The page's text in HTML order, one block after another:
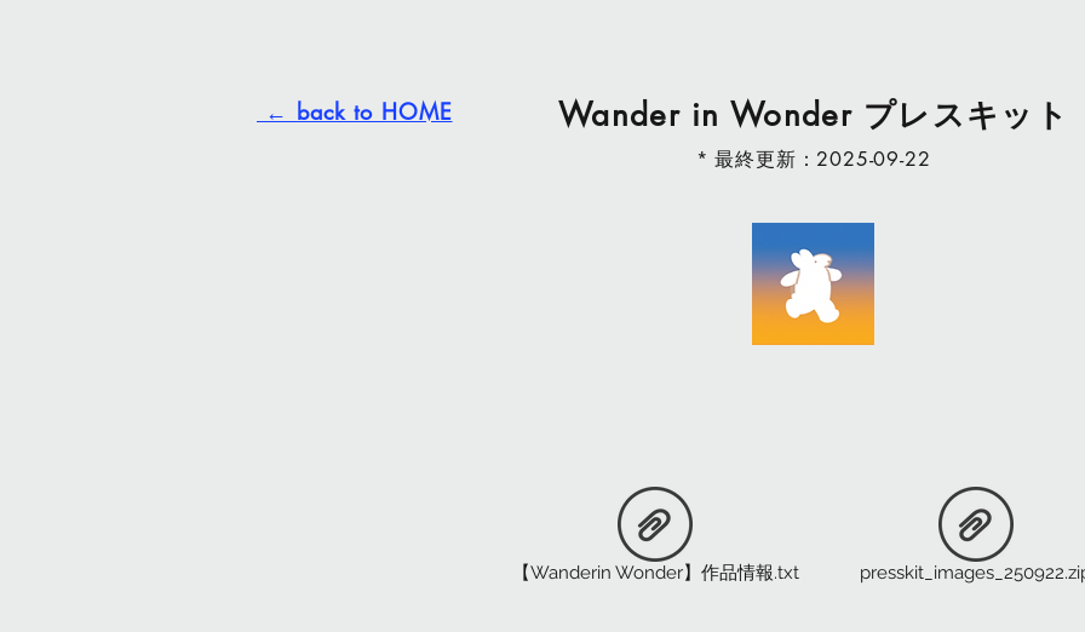
← back to HOME Wander in Wonder プレスキット
*最終更新 ：2025-09-22
【Wanderin Wonder】作品情報.txt